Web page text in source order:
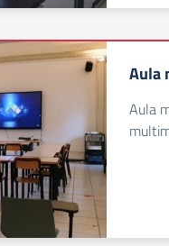
Aula
Aula